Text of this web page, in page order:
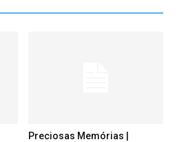
Preciosas Memórias |